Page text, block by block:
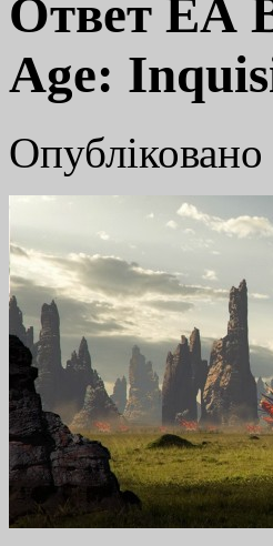
Ответ ЕА
Age: